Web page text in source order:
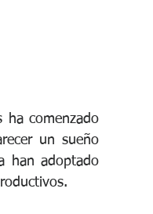
ha comenzado
un sueño
han adoptado